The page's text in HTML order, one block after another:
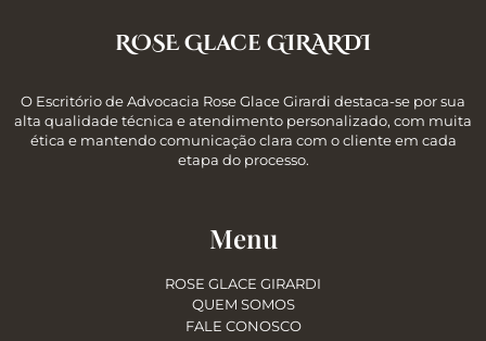
ROSE Glace GIRARDI
O Escritório de Advocacia Rose Glace Girardi destaca-se por sua
alta qualidade técnica e atendimento personalizado, com muita
ética e mantendo comunicação clara com o cliente em cada
etapa do processo.
Menu
ROSE GLACE GIRARDI
QUEM SOMOS
FALE CONOSCO